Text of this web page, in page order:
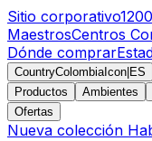
Sitio corporativo
MaestrosCentros
Dónde comprar
CountryColombiaIcon ES
Productos
Ambientes
Ofertas
Nueva colección